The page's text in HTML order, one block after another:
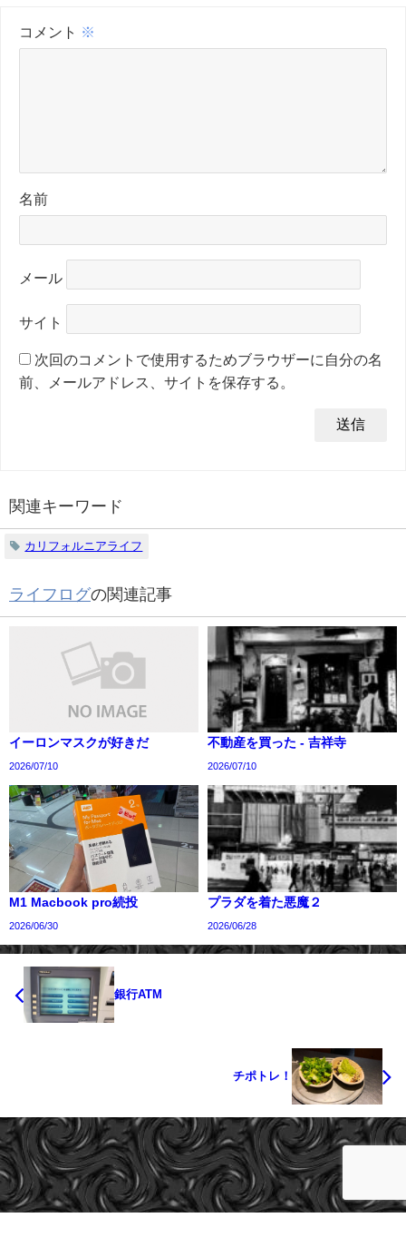
コメント ※
名前
メール
サイト
次回のコメントで使用するためブラウザーに自分の名
前、メールアドレス、サイトを保存する。
関連キーワード
カリフォルニアライフ
ライフログの関連記事
イーロンマスクが好きだ
2026/07/10
不動産を買った - 吉祥寺
2026/07/10
M1 Macbook pro続投
2026/06/30
プラダを着た悪魔２
2026/06/28
銀行ATM
チポトレ！